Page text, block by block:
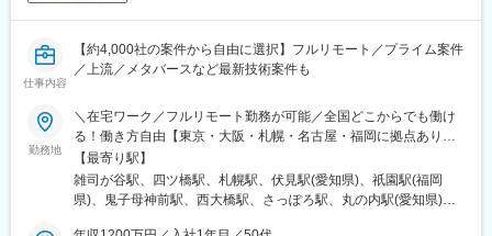
仕事内容
【約4,000社の案件から自由に選択】フルリモート／プライム案件
／上流／メタバースなど最新技術案件も
勤務地
＼在宅ワーク／フルリモート勤務が可能／全国どこからでも働け
る！働き方自由【東京・大阪・札幌・名古屋・福岡に拠点あり】
★在宅ワークOK！／希望を考慮し決定／転居を伴う転勤なし★海
外出張ありの案件もあります■本社：東京都豊島区高田2丁目17-
22 目白中野ビル 5階■大阪：大阪市西区新町1-6-23 四ツ橋大川ビ
【最寄り駅】
雑司が谷駅、四ツ橋駅、札幌駅、伏見駅(愛知県)、祇園駅(福岡
県)、鬼子母神前駅、西大橋駅、さっぽろ駅、丸の内駅(愛知県)、